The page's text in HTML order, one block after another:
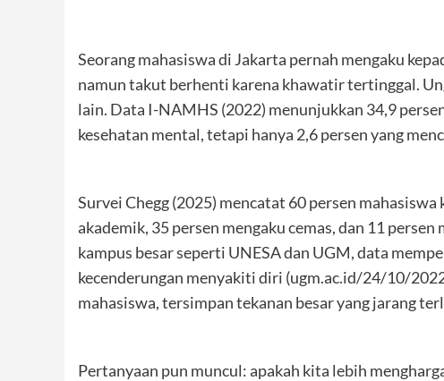
Seorang mahasiswa di Jakarta pernah mengaku
namun takut berhenti karena khawatir tertinggal.
lain. Data I-NAMHS (2022) menunjukkan 34,9
kesehatan mental, tetapi hanya 2,6 persen yang
Survei Chegg (2025) mencatat 60 persen
akademik, 35 persen mengaku cemas, dan 11
kampus besar seperti UNESA dan UGM, data
kecenderungan menyakiti diri (ugm.ac.id/24/10/
mahasiswa, tersimpan tekanan besar yang jarang
Pertanyaan pun muncul: apakah kita lebih